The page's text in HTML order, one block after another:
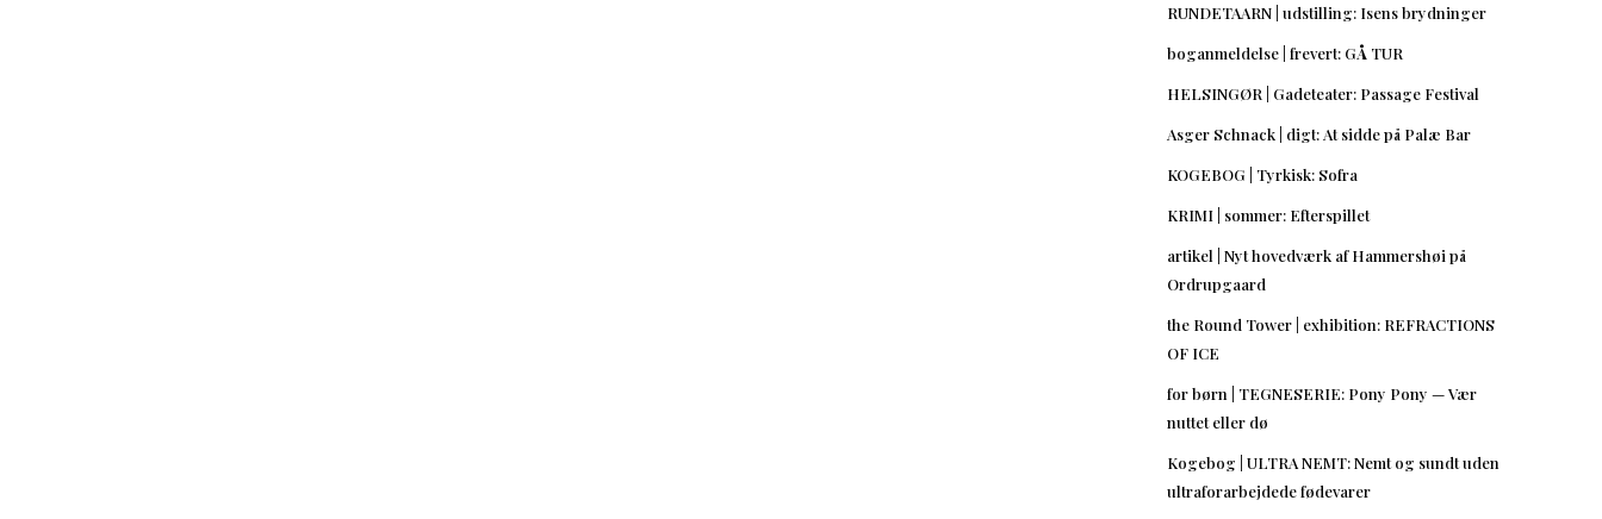
RUNDETAARN | udstilling: Isens brydninger
boganmeldelse | frevert: GÅ TUR
HELSINGØR | Gadeteater: Passage Festival
Asger Schnack | digt: At sidde på Palæ Bar
KOGEBOG | Tyrkisk: Sofra
KRIMI | sommer: Efterspillet
artikel | Nyt hovedværk af Hammershøi på
Ordrupgaard
the Round Tower | exhibition: REFRACTIONS
OF ICE
for børn | TEGNESERIE: Pony Pony — Vær
nuttet eller dø
Kogebog | ULTRA NEMT: Nemt og sundt uden
ultraforarbejdede fødevarer